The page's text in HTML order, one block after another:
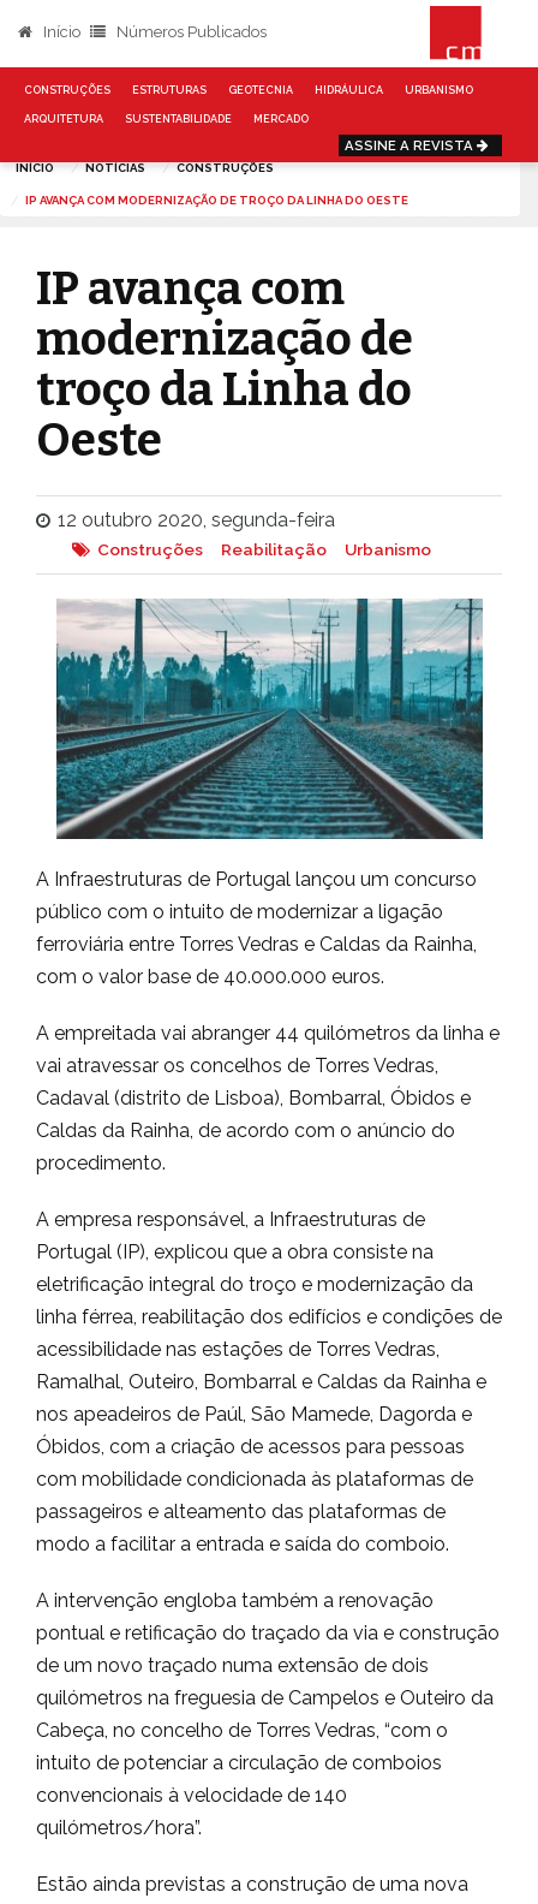
Início Números Publicados
CONSTRUÇÕES ESTRUTURAS GEOTECNIA HIDRÁULICA URBANISMO
ARQUITETURA SUSTENTABILIDADE MERCADO
ASSINE A REVISTA
INÍCIO NOTÍCIAS CONSTRUÇÕES
IP AVANÇA COM MODERNIZAÇÃO DE TROÇO DA LINHA DO OESTE
IP avança com
modernização de
troço da Linha do
Oeste
12 outubro 2020, segunda-feira
Construções Reabilitação Urbanismo
A Infraestruturas de Portugal lançou um concurso
público com o intuito de modernizar a ligação
ferroviária entre Torres Vedras e Caldas da Rainha,
com o valor base de 40.000.000 euros.
A empreitada vai abranger 44 quilómetros da linha e
vai atravessar os concelhos de Torres Vedras,
Cadaval (distrito de Lisboa), Bombarral, Óbidos e
Caldas da Rainha, de acordo com o anúncio do
procedimento.
A empresa responsável, a Infraestruturas de
Portugal (IP), explicou que a obra consiste na
eletrificação integral do troço e modernização da
linha férrea, reabilitação dos edifícios e condições de
acessibilidade nas estações de Torres Vedras,
Ramalhal, Outeiro, Bombarral e Caldas da Rainha e
nos apeadeiros de Paúl, São Mamede, Dagorda e
Óbidos, com a criação de acessos para pessoas
com mobilidade condicionada às plataformas de
passageiros e alteamento das plataformas de
modo a facilitar a entrada e saída do comboio.
A intervenção engloba também a renovação
pontual e retificação do traçado da via e construção
de um novo traçado numa extensão de dois
quilómetros na freguesia de Campelos e Outeiro da
Cabeça, no concelho de Torres Vedras, “com o
intuito de potenciar a circulação de comboios
convencionais à velocidade de 140
quilómetros/hora”.
Estão ainda previstas a construção de uma nova